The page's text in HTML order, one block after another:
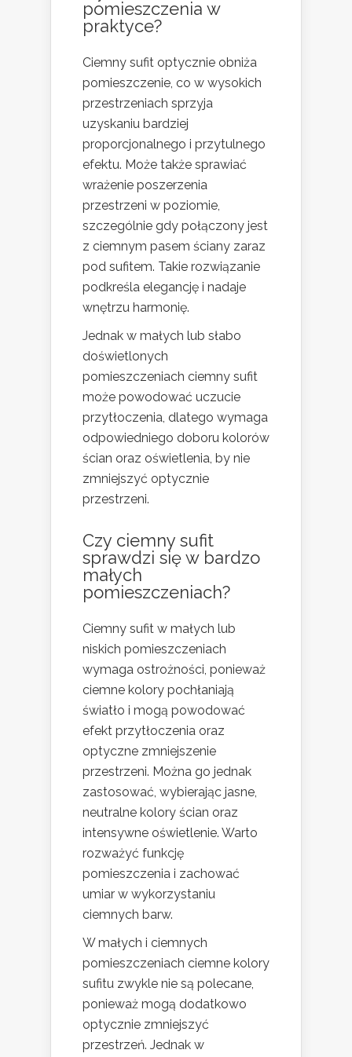
pomieszczenia w
praktyce?
Ciemny sufit optycznie obniża
pomieszczenie, co w wysokich
przestrzeniach sprzyja
uzyskaniu bardziej
proporcjonalnego i przytulnego
efektu. Może także sprawiać
wrażenie poszerzenia
przestrzeni w poziomie,
szczególnie gdy połączony jest
z ciemnym pasem ściany zaraz
pod sufitem. Takie rozwiązanie
podkreśla elegancję i nadaje
wnętrzu harmonię.
Jednak w małych lub słabo
doświetlonych
pomieszczeniach ciemny sufit
może powodować uczucie
przytłoczenia, dlatego wymaga
odpowiedniego doboru kolorów
ścian oraz oświetlenia, by nie
zmniejszyć optycznie
przestrzeni.
Czy ciemny sufit
sprawdzi się w bardzo
małych
pomieszczeniach?
Ciemny sufit w małych lub
niskich pomieszczeniach
wymaga ostrożności, ponieważ
ciemne kolory pochłaniają
światło i mogą powodować
efekt przytłoczenia oraz
optyczne zmniejszenie
przestrzeni. Można go jednak
zastosować, wybierając jasne,
neutralne kolory ścian oraz
intensywne oświetlenie. Warto
rozważyć funkcję
pomieszczenia i zachować
umiar w wykorzystaniu
ciemnych barw.
W małych i ciemnych
pomieszczeniach ciemne kolory
sufitu zwykle nie są polecane,
ponieważ mogą dodatkowo
optycznie zmniejszyć
przestrzeń. Jednak w